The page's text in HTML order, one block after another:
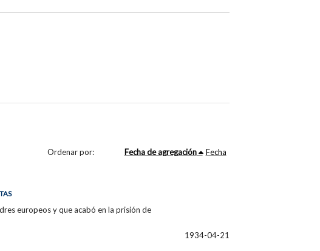
Ordenar por: Fecha de agregación Fecha
europeos y que acabó en la prisión de
1934-04-21